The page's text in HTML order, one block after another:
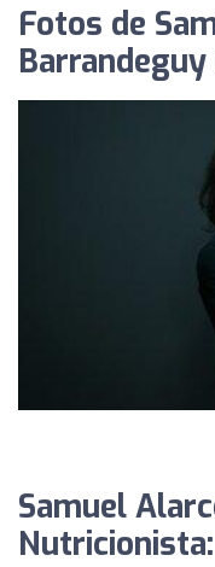
Fotos de
Samuel